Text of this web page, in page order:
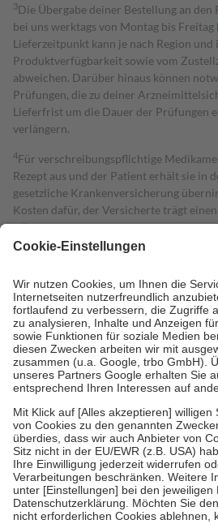
3Die Übergabe deiner Bestellung an
bei uns werktags von Montag bis
Lieferzeitpunkt kann je nach Region
Produktverfügbarkeit sowie vom
abweichen. Darüber hinaus können
Prüfungen, die zu deiner
Lieferfrist um die Dauer der Prüfungen
verlängern.
4Für verschreibungspflichtige
Rezept aus und der Patient erhält sie in
gesetzliche Krankenversicherung
Kosten dafür, der Versicherte trägt
mit.
Grundsätzlich leisten Mitglieder
höchstens zehn Euro.
Es sind jedoch nie
Kosten der Leistung zu entrichten.
Diese Regeln gelten grundsätzlich auch
Bei Heilmitteln und häuslicher
Zuzahlung zehn Prozent der Kosten
Verordnung.
Um das Engagement der Versicherten
stärken und die besondere Stellung der
fallenkeine Zuzahlungenan bei:
• Kindern und Jugendlichen bis zum
mit Ausnahme der Fahrkosten
• Untersuchungen zur Vorsorge und
GKV getragen werden
• empfohlenen Schutzimpfungen
• Harn- und Blutteststreifen